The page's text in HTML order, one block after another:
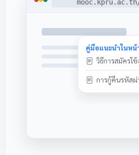
คู่มือแนะนำในหน้
วิธีการสมัครใ
การกู้คืนรหัสผ่